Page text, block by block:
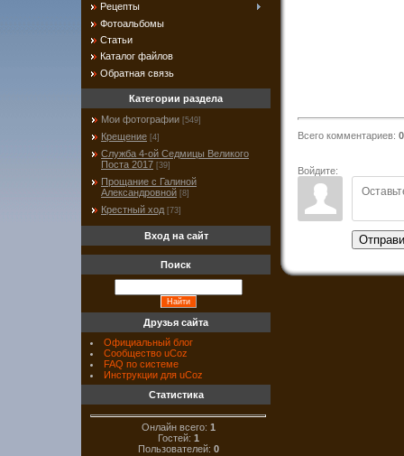
Всего комментариев: 0
Войдите:
Рецепты
Фотоальбомы
Статьи
Каталог файлов
Обратная связь
Категории раздела
Мои фотографии [549]
Крещение [4]
Служба 4-ой Седмицы Великого
Поста 2017 [39]
Прощание с Галиной
Александровной [8]
Крестный ход [73]
Вход на сайт
Поиск
Друзья сайта
Официальный блог
Сообщество uCoz
FAQ по системе
Инструкции для uCoz
Статистика
Онлайн всего: 1
Гостей: 1
Пользователей: 0